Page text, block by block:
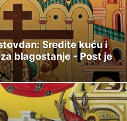
Sredite kuću i
blagostanje - Post je